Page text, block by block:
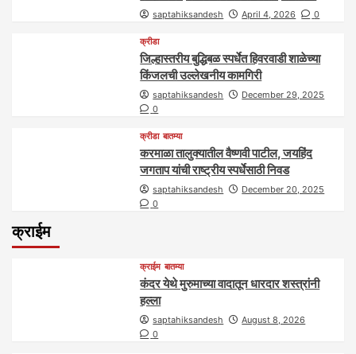
saptahiksandesh April 4, 2026 0
क्रीडा
जिल्हास्तरीय बुद्धिबळ स्पर्धेत हिवरवाडी शाळेच्या
किंजलची उल्लेखनीय कामगिरी
saptahiksandesh
December 29, 2025
0
क्रीडा बातम्या
करमाळा तालुक्यातील वैष्णवी पाटील, जयहिंद
जगताप यांची राष्ट्रीय स्पर्धेसाठी निवड
saptahiksandesh
December 20, 2025
0
क्राईम
क्राईम बातम्या
कंदर येथे मुरुमाच्या वादातून धारदार शस्त्रांनी
हल्ला
saptahiksandesh
August 8, 2026
0